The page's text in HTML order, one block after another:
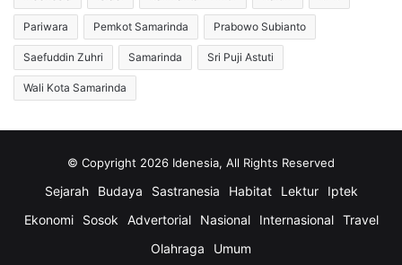
Pariwara Pemkot Samarinda Prabowo Subianto
Saefuddin Zuhri Samarinda Sri Puji Astuti
Wali Kota Samarinda
© Copyright 2026 Idenesia, All Rights Reserved
Sejarah Budaya Sastranesia Habitat Lektur
Iptek
Ekonomi
Sosok Advertorial Nasional Internasional
Travel
Olahraga
Umum